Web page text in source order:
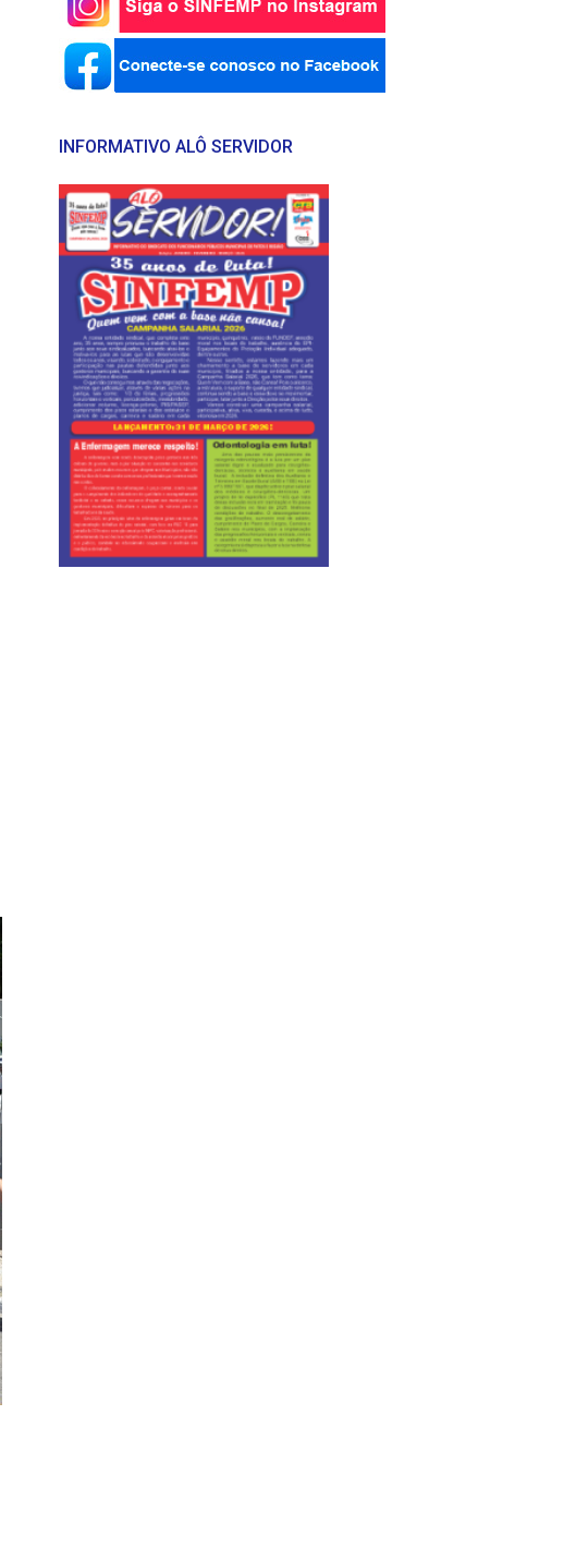
INFORMATIVO ALÔ SERVIDOR